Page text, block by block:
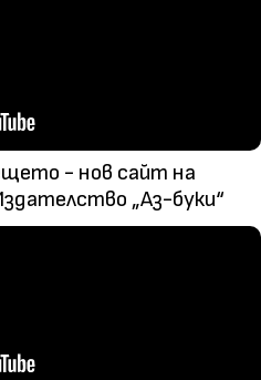
- нов сайт на
„Аз-буки“